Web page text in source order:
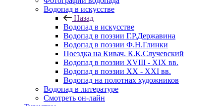
Водопад в искусстве
Назад
Водопад в искусстве
Водопад в поэзии Г.Р.Державина
Водопад в поэзии Ф.Н.Глинки
Поездка на Кивач. К.К.Случевский
Водопад в поэзии XVIII - XIX вв.
Водопад в поэзии XX - XXI вв.
Водопад на полотнах художников
Водопад в литературе
Смотреть он-лайн